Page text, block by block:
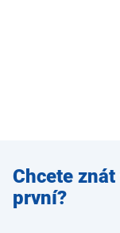
Zadejte
e-mail
Chcete
první?